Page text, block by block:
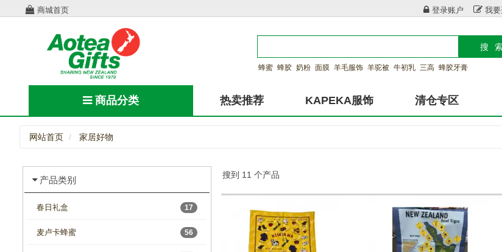
商城首页 登录账户 我要
搜
蜂蜜 蜂胶 奶粉 面膜 羊毛服饰 羊驼被 牛初乳 三高 蜂胶牙膏
商品分类 热卖推荐 KAPEKA服饰 清仓专区
网站首页 家居好物
产品类别
17
春日礼盒
56
麦卢卡蜂蜜
搜到 11 个产品